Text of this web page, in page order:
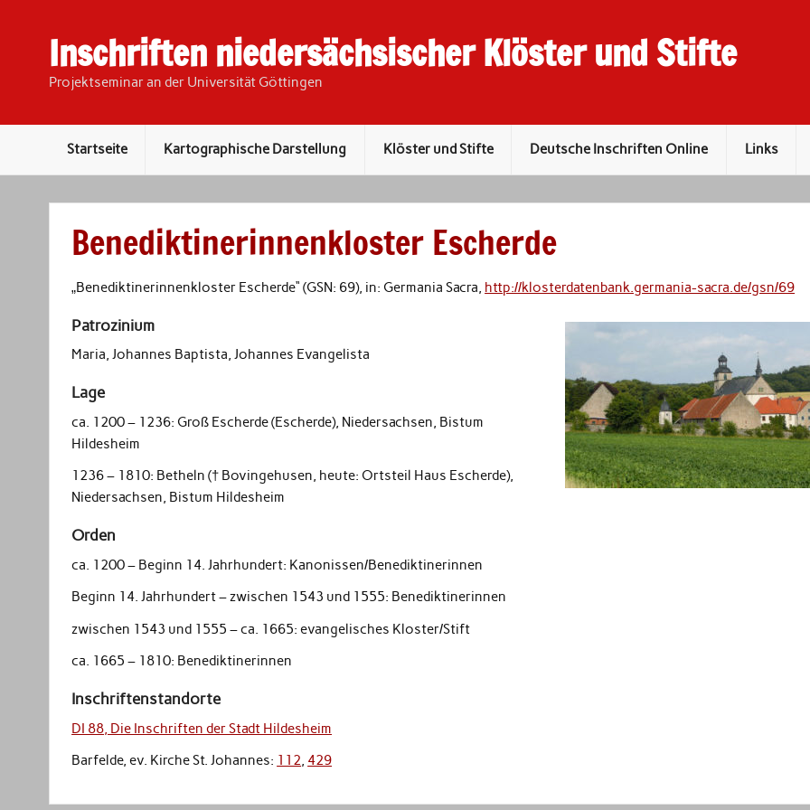
Inschriften niedersächsischer Klöster und Stifte
Projektseminar an der Universität Göttingen
Startseite Kartographische Darstellung Klöster und Stifte Deutsche Inschriften Online Links
Benediktinerinnenkloster Escherde
„Benediktinerinnenkloster Escherde“ (GSN: 69), in: Germania Sacra, http://klosterdatenbank.germania-sacra.de/gsn/69
Patrozinium
Maria, Johannes Baptista, Johannes Evangelista
Lage
ca. 1200 – 1236: Groß Escherde(Escherde), Niedersachsen, Bistum
Hildesheim
1236 – 1810: Betheln († Bovingehusen, heute: Ortsteil Haus Escherde),
Niedersachsen, Bistum Hildesheim
Orden
ca. 1200 – Beginn 14. Jahrhundert: Kanonissen/Benediktinerinnen
Beginn 14. Jahrhundert – zwischen 1543 und 1555: Benediktinerinnen
zwischen 1543 und 1555 – ca. 1665: evangelisches Kloster/Stift
ca. 1665 – 1810: Benediktinerinnen
Inschriftenstandorte
DI 88, Die Inschriften der Stadt Hildesheim
Barfelde, ev. Kirche St. Johannes: 112, 429